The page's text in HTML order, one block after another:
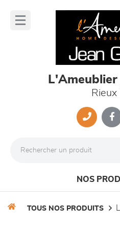
L'Ameublier
Rieux
NOS
TOUS NOS PRODUITS